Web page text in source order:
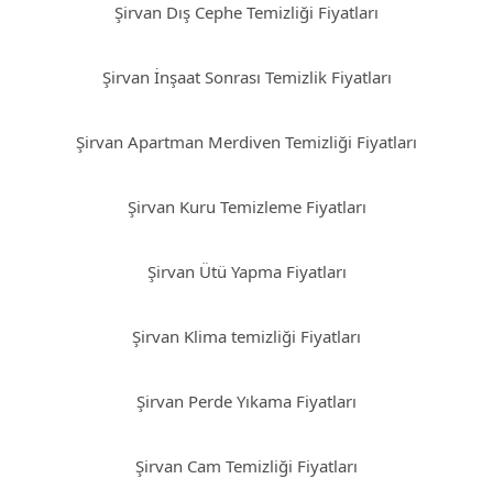
Şirvan Dış Cephe Temizliği Fiyatları
Şirvan İnşaat Sonrası Temizlik Fiyatları
Şirvan Apartman Merdiven Temizliği Fiyatları
Şirvan Kuru Temizleme Fiyatları
Şirvan Ütü Yapma Fiyatları
Şirvan Klima temizliği Fiyatları
Şirvan Perde Yıkama Fiyatları
Şirvan Cam Temizliği Fiyatları